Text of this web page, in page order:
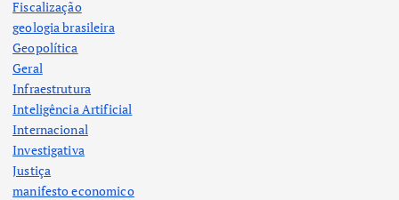
Fiscalização
geologia brasileira
Geopolítica
Geral
Infraestrutura
Inteligência Artificial
Internacional
Investigativa
Justiça
manifesto economico